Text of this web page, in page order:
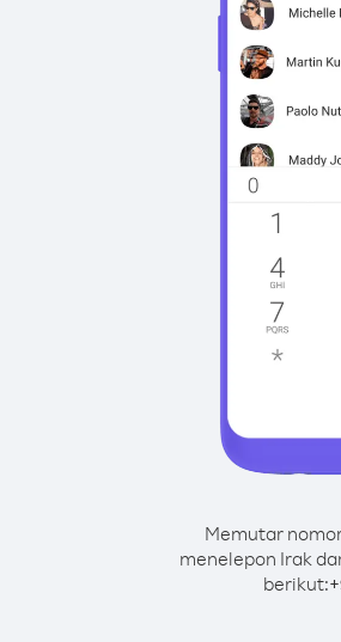
Memutar
menelepon Irak
berikut:+